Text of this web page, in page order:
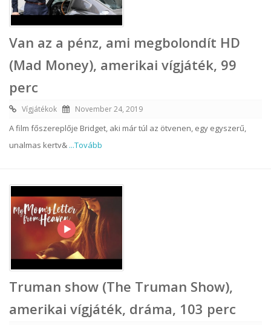
Van az a pénz, ami megbolondít HD
(Mad Money), amerikai vígjáték, 99
perc
Vígjátékok November 24, 2019
A film főszereplője Bridget, aki már túl az ötvenen, egy egyszerű,
unalmas kertv& ...Tovább
Truman show (The Truman Show),
amerikai vígjáték, dráma, 103 perc